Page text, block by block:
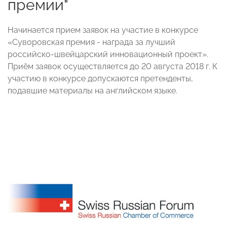
премии"
Начинается прием заявок на участие в конкурсе
«Суворовская премия - награда за лучший
российско-швейцарский инновационный проект».
Приём заявок осуществляется до 20 августа 2018 г. К
участию в конкурсе допускаются претенденты,
подавшие материалы на английском языке.